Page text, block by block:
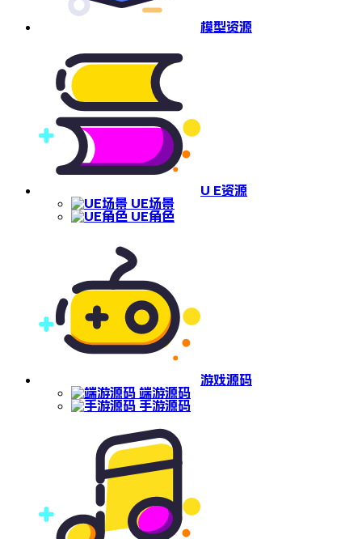
模型资源
U E资源
UE场景
UE角色
游戏源码
端游源码
手游源码